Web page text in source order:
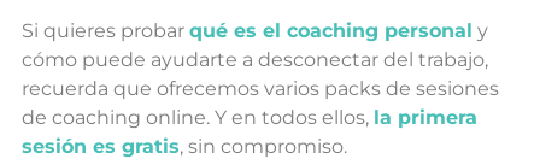
Si quieres probar qué es el coaching personal y
cómo puede ayudarte a desconectar del trabajo,
recuerda que ofrecemos varios packs de sesiones
de coaching online. Y en todos ellos, la primera
sesión es gratis, sin compromiso.